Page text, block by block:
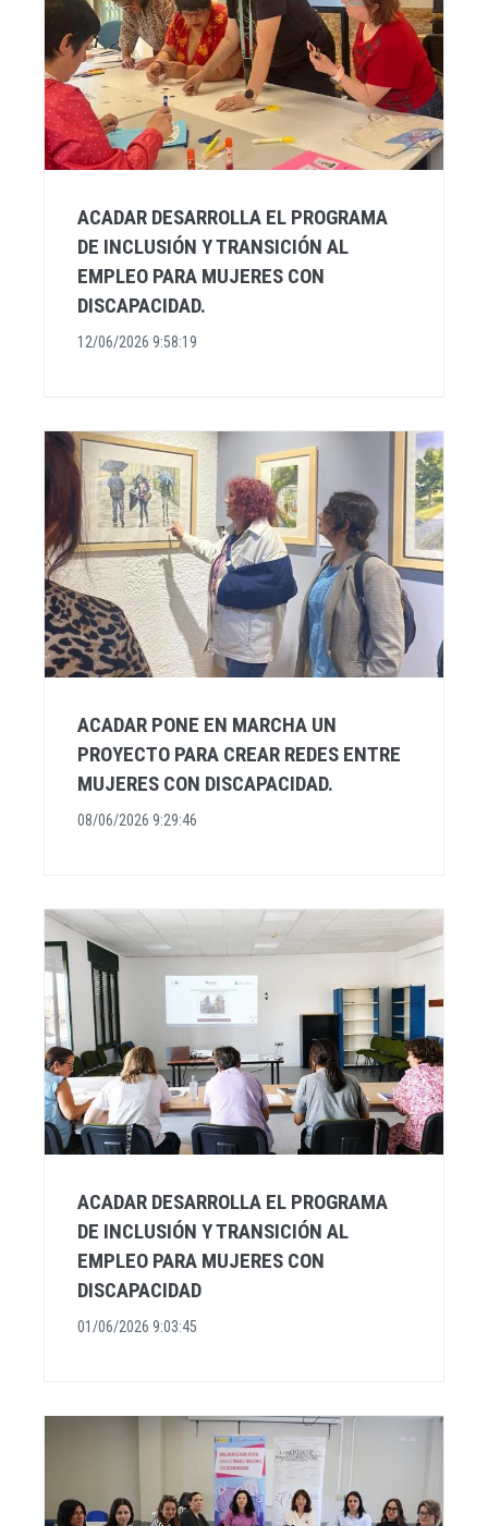
ACADAR DESARROLLA EL PROGRAMA
DE INCLUSIÓN Y TRANSICIÓN AL
EMPLEO PARA MUJERES CON
DISCAPACIDAD.
12/06/2026 9:58:19
ACADAR PONE EN MARCHA UN
PROYECTO PARA CREAR REDES ENTRE
MUJERES CON DISCAPACIDAD.
08/06/2026 9:29:46
ACADAR DESARROLLA EL PROGRAMA
DE INCLUSIÓN Y TRANSICIÓN AL
EMPLEO PARA MUJERES CON
DISCAPACIDAD
01/06/2026 9:03:45